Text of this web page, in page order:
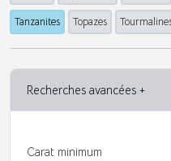
Tanzanites Topazes
Recherches avancées +
Carat minimum